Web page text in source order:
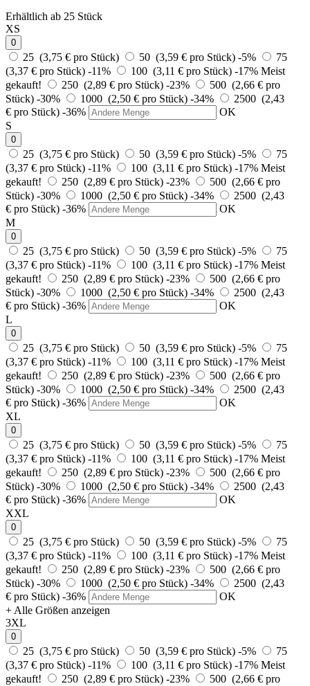
Erhältlich ab 25 Stück
XS
0
25 (3,75 € pro Stück) 50 (3,59 € pro Stück) -5%
75
(3,37 € pro Stück) -11% 100 (3,11 € pro Stück) -17% Meist
gekauft!
250 (2,89 € pro Stück) -23%
500 (2,66 € pro
Stück) -30% 1000 (2,50 € pro Stück) -34%
2500 (2,43
€ pro Stück) -36%
OK
S
0
25 (3,75 € pro Stück) 50 (3,59 € pro Stück) -5%
75
(3,37 € pro Stück) -11% 100 (3,11 € pro Stück) -17% Meist
gekauft!
250 (2,89 € pro Stück) -23%
500 (2,66 € pro
Stück) -30% 1000 (2,50 € pro Stück) -34%
2500 (2,43
€ pro Stück) -36%
OK
M
0
25 (3,75 € pro Stück) 50 (3,59 € pro Stück) -5%
75
(3,37 € pro Stück) -11% 100 (3,11 € pro Stück) -17% Meist
gekauft!
250 (2,89 € pro Stück) -23%
500 (2,66 € pro
Stück) -30% 1000 (2,50 € pro Stück) -34%
2500 (2,43
€ pro Stück) -36%
OK
L
0
25 (3,75 € pro Stück) 50 (3,59 € pro Stück) -5%
75
(3,37 € pro Stück) -11% 100 (3,11 € pro Stück) -17% Meist
gekauft!
250 (2,89 € pro Stück) -23%
500 (2,66 € pro
Stück) -30% 1000 (2,50 € pro Stück) -34%
2500 (2,43
€ pro Stück) -36%
OK
XL
0
25 (3,75 € pro Stück) 50 (3,59 € pro Stück) -5%
75
(3,37 € pro Stück) -11% 100 (3,11 € pro Stück) -17% Meist
gekauft!
250 (2,89 € pro Stück) -23%
500 (2,66 € pro
Stück) -30% 1000 (2,50 € pro Stück) -34%
2500 (2,43
€ pro Stück) -36%
OK
XXL
0
25 (3,75 € pro Stück) 50 (3,59 € pro Stück) -5%
75
(3,37 € pro Stück) -11% 100 (3,11 € pro Stück) -17% Meist
gekauft!
250 (2,89 € pro Stück) -23%
500 (2,66 € pro
Stück) -30% 1000 (2,50 € pro Stück) -34%
2500 (2,43
€ pro Stück) -36%
OK
+ Alle Größen anzeigen
3XL
0
25 (3,75 € pro Stück) 50 (3,59 € pro Stück) -5%
75
(3,37 € pro Stück) -11% 100 (3,11 € pro Stück) -17% Meist
gekauft!
250 (2,89 € pro Stück) -23%
500 (2,66 € pro